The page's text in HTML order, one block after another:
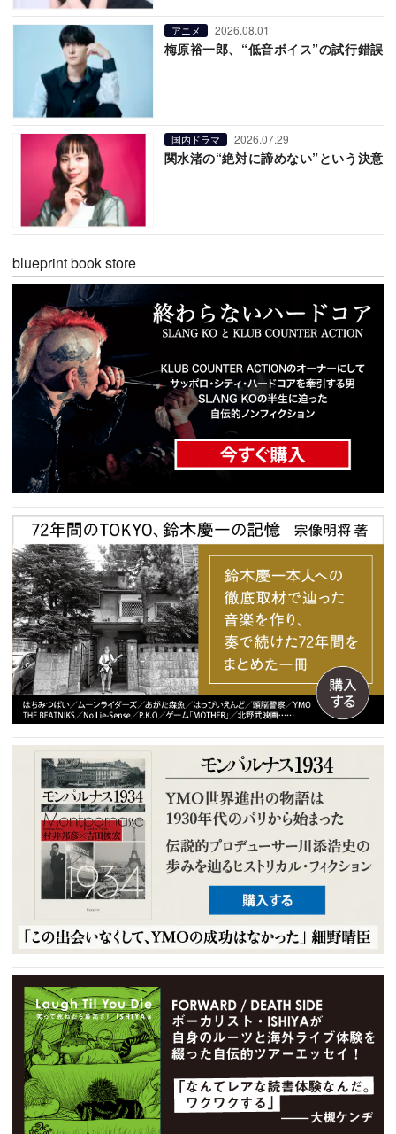
アニメ 2026.08.01
梅原裕一郎、“低音ボイス”の試行錯誤
国内ドラマ 2026.07.29
関水渚の“絶対に諦めない”という決意
blueprint book store